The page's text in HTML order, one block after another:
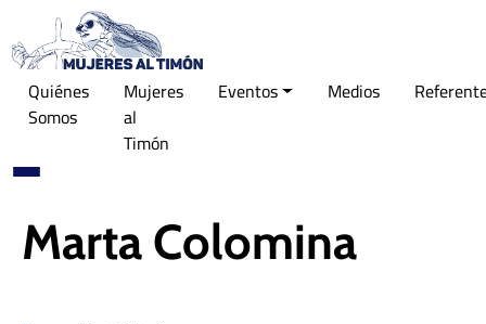
Quiénes
Somos
Mujeres
al
Timón
Eventos Medios
Marta Colomina